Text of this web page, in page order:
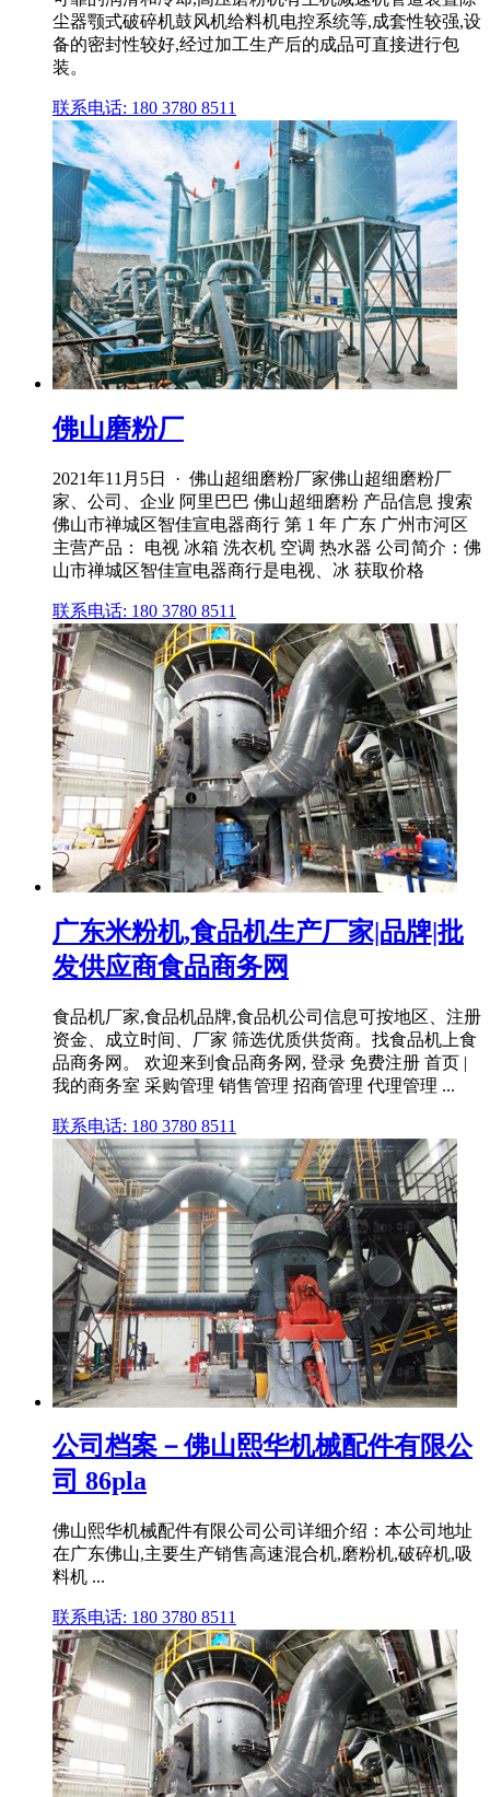
尘器颚式破碎机鼓风机给料机电控系统等,成套性较强,设
备的密封性较好,经过加工生产后的成品可直接进行包
装。
联系电话: 180 3780 8511
佛山磨粉厂
2021年11月5日 · 佛山超细磨粉厂家佛山超细磨粉厂
家、公司、企业 阿里巴巴 佛山超细磨粉 产品信息 搜索
佛山市禅城区智佳宣电器商行 第 1 年 广东 广州市河区
主营产品： 电视 冰箱 洗衣机 空调 热水器 公司简介：佛
山市禅城区智佳宣电器商行是电视、冰 获取价格
联系电话: 180 3780 8511
广东米粉机,食品机生产厂家|品牌|批
发供应商食品商务网
食品机厂家,食品机品牌,食品机公司信息可按地区、注册
资金、成立时间、厂家 筛选优质供货商。找食品机上食
品商务网。 欢迎来到食品商务网, 登录 免费注册 首页 |
我的商务室 采购管理 销售管理 招商管理 代理管理 ...
联系电话: 180 3780 8511
公司档案－佛山熙华机械配件有限公
司 86pla
佛山熙华机械配件有限公司公司详细介绍：本公司地址
在广东佛山,主要生产销售高速混合机,磨粉机,破碎机,吸
料机 ...
联系电话: 180 3780 8511